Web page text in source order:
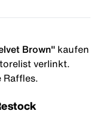
Brown" kaufen
verlinkt.